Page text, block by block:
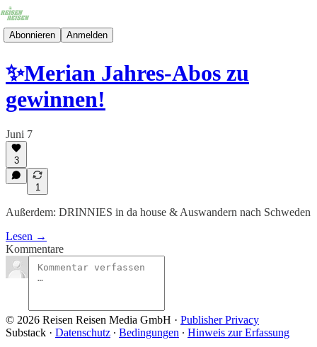
Abonnieren Anmelden
✨Merian Jahres-Abos zu
gewinnen!
Juni 7
3
1
Außerdem: DRINNIES in da house & Auswandern nach Schweden
Lesen →
Kommentare
© 2026 Reisen Reisen Media GmbH · Publisher Privacy
Substack · Datenschutz ∙ Bedingungen ∙ Hinweis zur Erfassung